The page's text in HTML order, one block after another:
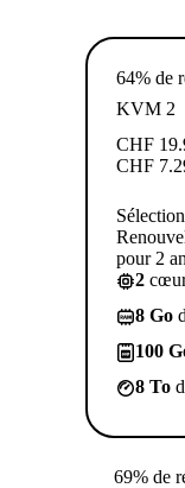
64% de
KVM 2
CHF
CHF
pour 2
2
8 Go
100
8 To
69% de